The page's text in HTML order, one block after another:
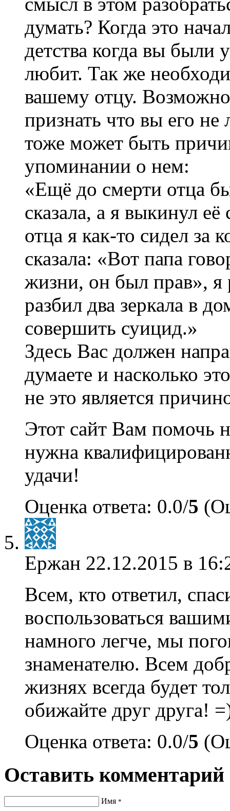
думать? Когда это
детства когда вы были
любит. Так же
вашему отцу.
признать что вы его
тоже может быть
упоминании о нем:
«Ещё до смерти отца
сказала, а я выкинул
отца я как-то сидел за
сказала: «Вот папа
жизни, он был прав», я
разбил два зеркала в
совершить суицид.»
Здесь Вас должен
думаете и насколько
не это является
Этот сайт Вам помочь
нужна
удачи!
Оценка ответа: 0.0/5
Ержан 22.12.2015 в
Всем, кто ответил,
воспользоваться
намного легче, мы
знаменателю. Всем
жизнях всегда будет
обижайте друг друга!
Оценка ответа: 0.0/5
Оставить комментарий
Имя *